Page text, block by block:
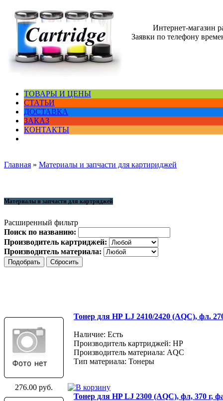
Интернет-магазин
Заявки по телефону
ТОВАРЫ И ЦЕНЫ
СТАТЬИ
ДОСТАВКА
ЗАКАЗ
КОНТАКТЫ
Главная » Материалы и запчасти для картириджей
Материалы и запчасти для картриджей
Расширенный фильтр
Поиск по названию:
Производитель картриджей:
Производитель материала:
Тонер для НР LJ 2410/2420 (AQC), фл.
Наличие: Есть
Производитель картриджей: HP
Производитель материала: AQC
Тип материала: Тонеры
276.00 руб.
Тонер для HP LJ 2300 (AQC), фл, 370 г,